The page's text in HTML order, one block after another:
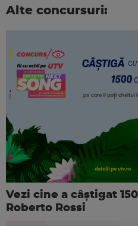
Alte concursuri:
Vezi cine a câștigat
Roberto Rossi